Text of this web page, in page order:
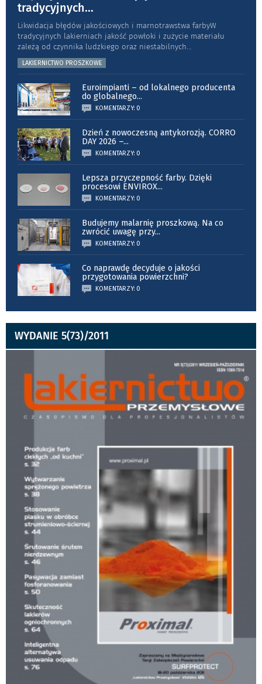
tradycyjnych...
Likwidacja błędów jakościowych i marnotrawstwa farbyW
tradycyjnych lakierniach jakość powłoki i zużycie materiału
zależą od czynnika ludzkiego oraz niestabilnych
LAKIERNICTWO PROSZKOWE
Euroimpianti – od lokalnego producenta
do globalnego...
KOMENTARZY: 0
Dzień z nowoczesną antykorozją. CORRO
DAY 2026 –...
KOMENTARZY: 0
Lepsza przyczepność farby. Dzięki
procesowi ENVIROX...
KOMENTARZY: 0
Budujemy malarnię proszkową. Na co
zwrócić uwagę przy...
KOMENTARZY: 0
Co naprawdę decyduje o jakości
przygotowania powierzchni?
KOMENTARZY: 0
WYDANIE 5(73)/2011